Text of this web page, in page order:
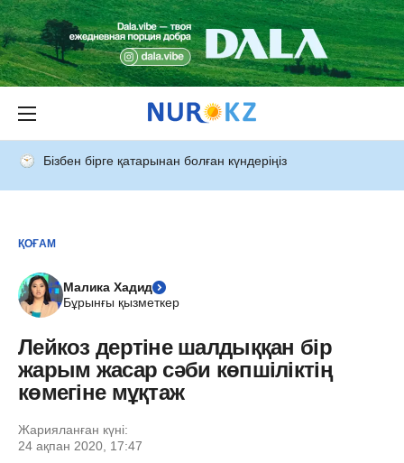
Бізбен бірге қатарынан болған күндеріңіз
ҚОҒАМ
Малика Хадид
Бұрынғы қызметкер
Лейкоз дертіне шалдыққан бір
жарым жасар сәби көпшіліктің
көмегіне мұқтаж
Жарияланған күні:
24 ақпан 2020, 17:47